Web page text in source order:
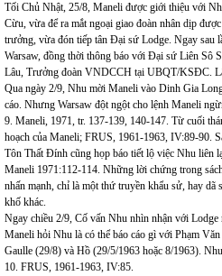
Tối Chủ Nhật, 25/8, Maneli được giới thiệu với
Cừu, vừa để ra mắt ngoại giao đoàn nhân dịp
trưởng, vừa đón tiếp tân Đại sứ Lodge. Ngay sau
Warsaw, đồng thời thông báo với Đại sứ Liên Sô
Lâu, Trưởng đoàn VNDCCH tại UBQT/KSĐC.
Qua ngày 2/9, Nhu mời Maneli vào Dinh Gia
cáo. Nhưng Warsaw đột ngột cho lệnh Maneli
9. Maneli, 1971, tr. 137-139, 140-147. Từ cuối
hoạch của Maneli; FRUS, 1961-1963, IV:89-90.
Tôn Thất Đính cũng họp báo tiết lộ việc Nhu liên
Maneli 1971:112-114. Những lời chứng trong
nhấn mạnh, chỉ là một thứ truyền khẩu sử, hay
khố khác.
Ngay chiều 2/9, Cố vấn Nhu nhìn nhận với
Maneli hỏi Nhu là có thể báo cáo gì với Phạm
Gaulle (29/8) và Hồ (29/5/1963 hoặc 8/1963).
10. FRUS, 1961-1963, IV:85.